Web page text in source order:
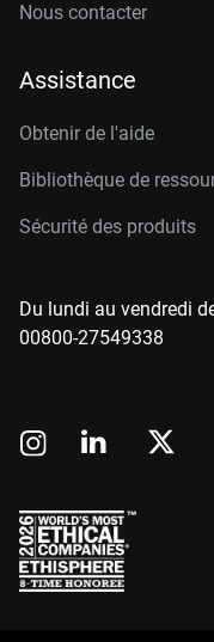
Nous contacter
Assistance
Obtenir de l'aide
Bibliothèque de
Sécurité des produits
Du lundi au vendredi
00800-27549338